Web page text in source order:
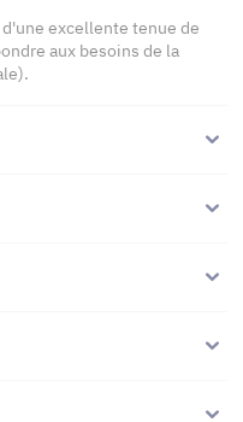
excellente tenue de
aux besoins de la